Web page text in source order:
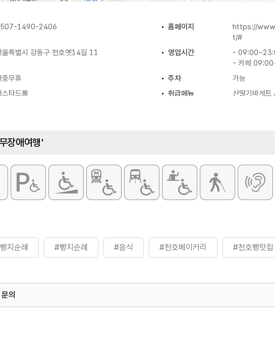
1490-2406 홈페이지
https://
t/#
울특별시 강동구 천호옛14길 11 영업시간
-
- 카페
중무휴 주차
가능
스타드롤 취급메뉴
산딸기바게트
장애여행'
지순례 #빵지순례 #음식 #천호베이커리 #천호빵맛집
의